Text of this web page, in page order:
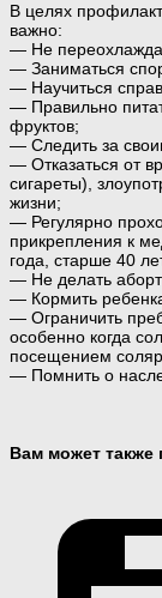
В целях
важно:
— Не
— Заниматься
— Научиться
— Правильно
фруктов;
— Следить за
— Отказаться от
сигареты),
жизни;
— Регулярно
прикрепления к
года, старше 40
— Не делать
— Кормить
— Ограничить
особенно когда
посещением
— Помнить о
Вам может также